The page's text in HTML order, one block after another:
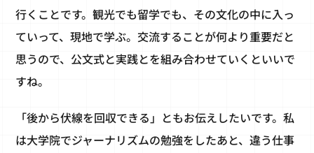
行くことです。観光でも留学でも、その文化の中に入っ
ていって、現地で学ぶ。交流することが何より重要だと
思うので、公文式と実践とを組み合わせていくといいで
すね。
「後から伏線を回収できる」ともお伝えしたいです。私
は大学院でジャーナリズムの勉強をしたあと、違う仕事